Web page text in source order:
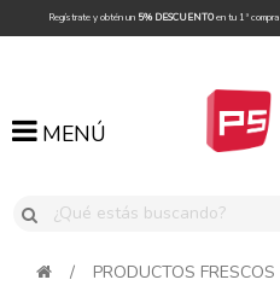
Regístrate y obtén un 5% DESCUENTOen tu 1ª compra
MENÚ
MENÚ
/ PRODUCTOS FRESCOS